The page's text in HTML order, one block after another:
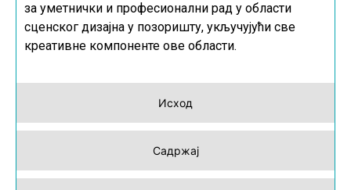
Исход
Садржај
за уметнички и професионални рад у области
сценског дизајна у позоришту, укључујући све
креативне компоненте ове области.